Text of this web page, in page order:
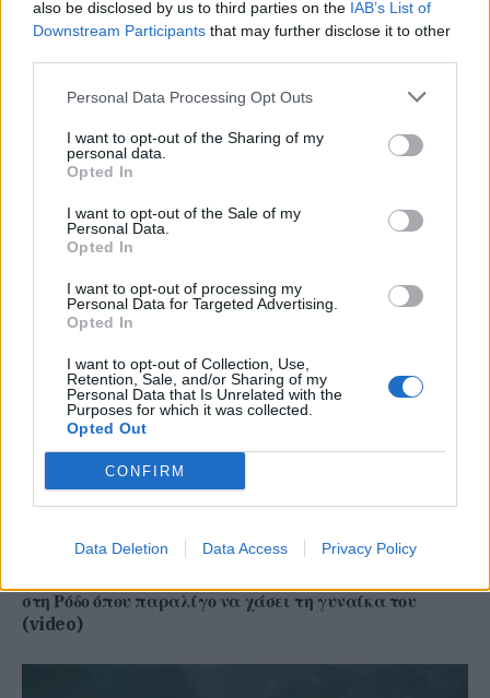
also be disclosed by us to third parties on the IAB’s List of
Downstream Participants that may further disclose it to other
Personal Data Processing Opt Outs
I want to opt-out of the Sharing of my
personal data.
Opted In
I want to opt-out of the Sale of my
Personal Data.
Opted In
I want to opt-out of processing my
Personal Data for Targeted Advertising.
Opted In
I want to opt-out of Collection, Use,
Retention, Sale, and/or Sharing of my
Personal Data that Is Unrelated with the
Purposes for which it was collected.
Opted Out
CONFIRM
Data Deletion Data Access Privacy Policy
Σε συνθήκες… καύσωνα οι σχέσεις ΤΕΕ Καλύμνου και
Δημοτικού Λιμενικού Ταμείου – Νέα σκληρή απάντηση
με συγκεκριμένα στοιχεία
στη Ρόδο όπου παραλίγο να χάσει τη γυναίκα του
(video)